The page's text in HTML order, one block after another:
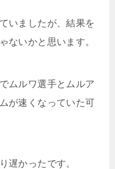
いましたが、結果を
ないかと思います。
ムルワ選手とムルア
が速くなっていた可
遅かったです。